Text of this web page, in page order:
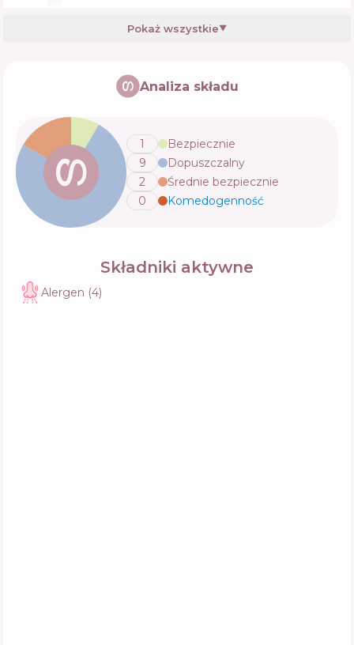
Sachajuan Dry Shampoo Mousse
Aktywne
L'Oreal Paris Elseve Dream Long Dry
Shampoo
Skład
Aktywne
Funkcje
Pokaż wszystkie▼
Analiza składu
1
Bezpiecznie
9
Dopuszczalny
2
Średnie bezpiecznie
0
Komedogenność
Składniki aktywne
Alergen (4)